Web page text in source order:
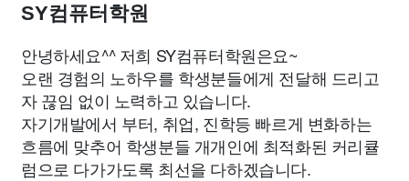
SY컴퓨터학원
안녕하세요^^ 저희 SY컴퓨터학원은요~
오랜 경험의 노하우를 학생분들에게 전달해 드리고
자 끊임 없이 노력하고 있습니다.
자기개발에서 부터, 취업, 진학등 빠르게 변화하는
흐름에 맞추어 학생분들 개개인에 최적화된 커리큘
럼으로 다가가도록 최선을 다하겠습니다.